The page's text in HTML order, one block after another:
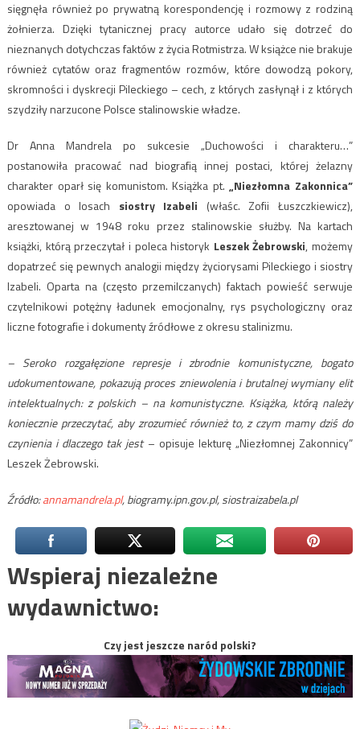
sięgnęła również po prywatną korespondencję i rozmowy z rodziną
żołnierza. Dzięki tytanicznej pracy autorce udało się dotrzeć do
nieznanych dotychczas faktów z życia Rotmistrza. W książce nie brakuje
również cytatów oraz fragmentów rozmów, które dowodzą pokory,
skromności i dyskrecji Pileckiego – cech, z których zasłynął i z których
szydziły narzucone Polsce stalinowskie władze.
Dr Anna Mandrela po sukcesie „Duchowości i charakteru…”
postanowiła pracować nad biografią innej postaci, której żelazny
charakter oparł się komunistom. Książka pt. „Niezłomna Zakonnica”
opowiada o losach siostry Izabeli (właśc. Zofii Łuszczkiewicz),
aresztowanej w 1948 roku przez stalinowskie służby. Na kartach
książki, którą przeczytał i poleca historyk Leszek Żebrowski, możemy
dopatrzeć się pewnych analogii między życiorysami Pileckiego i siostry
Izabeli. Oparta na (często przemilczanych) faktach powieść serwuje
czytelnikowi potężny ładunek emocjonalny, rys psychologiczny oraz
liczne fotografie i dokumenty źródłowe z okresu stalinizmu.
– Seroko rozgałęzione represje i zbrodnie komunistyczne, bogato
udokumentowane, pokazują proces zniewolenia i brutalnej wymiany elit
intelektualnych: z polskich – na komunistyczne. Książka, którą należy
koniecznie przeczytać, aby zrozumieć również to, z czym mamy dziś do
czynienia i dlaczego tak jest – opisuje lekturę „Niezłomnej Zakonnicy”
Leszek Żebrowski.
Źródło:annamandrela.pl, biogramy.ipn.gov.pl, siostraizabela.pl
Wspieraj niezależne
wydawnictwo:
Czy jest jeszcze naród polski?